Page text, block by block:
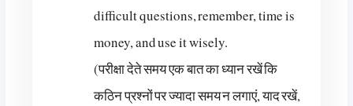
difficult questions, remember, time is
money, and use it wisely.
(परीक्षा देते समय एक बात का ध्यान रखें कि
कठिन प्रश्नों पर ज्यादा समय न लगाएं, याद रखें,